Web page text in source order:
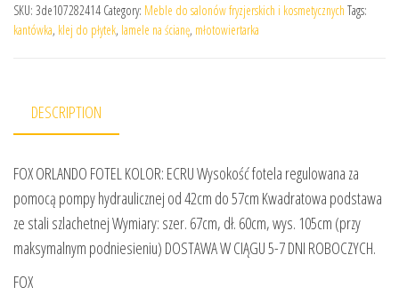
SKU: 3de107282414 Category: Meble do salonów fryzjerskich i kosmetycznych Tags:
kantówka, klej do płytek, lamele na ścianę, młotowiertarka
DESCRIPTION
FOX ORLANDO FOTEL KOLOR: ECRU Wysokość fotela regulowana za
pomocą pompy hydraulicznej od 42cm do 57cm Kwadratowa podstawa
ze stali szlachetnej Wymiary: szer. 67cm, dł. 60cm, wys. 105cm (przy
maksymalnym podniesieniu) DOSTAWA W CIĄGU 5-7 DNI ROBOCZYCH.
FOX